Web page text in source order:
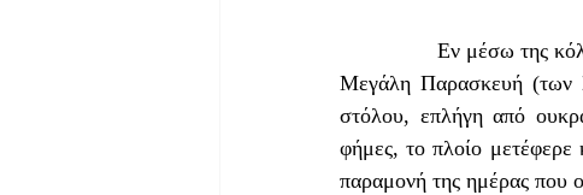
Μεγάλη Παρασκευή (των
στόλου, επλήγη από
φήμες, το πλοίο
παραμονή της ημέρας που